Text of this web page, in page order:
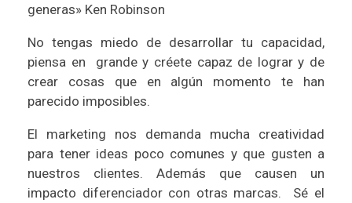
generas» Ken Robinson
No tengas miedo de desarrollar tu capacidad,
piensa en grande y créete capaz de lograr y de
crear cosas que en algún momento te han
parecido imposibles.
El marketing nos demanda mucha creatividad
para tener ideas poco comunes y que gusten a
nuestros clientes. Además que causen un
impacto diferenciador con otras marcas. Sé el